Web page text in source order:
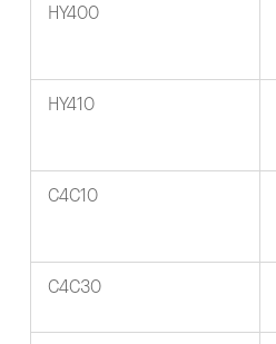
HY400
HY410
C4C10
C4C30